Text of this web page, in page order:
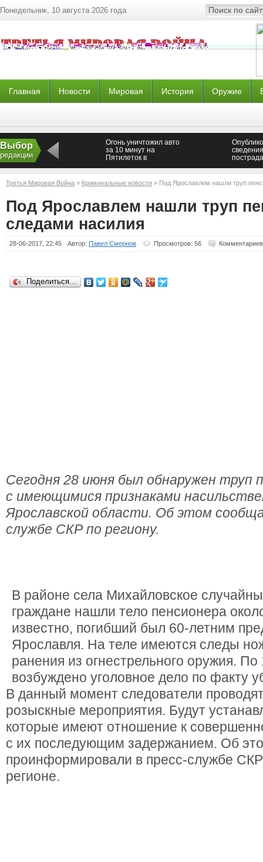
Понедельник, 10 августа 2026 года
Главная Новости Мировая История Оружие
Выбор
редакции
Огонь уничтожил авто
за 10 минут на
Пятилеток в
Третья Мировая Война » Криминальные новости » Под Ярославлем нашли труп
Под Ярославлем нашли труп
следами насилия
28-06-2017, 22:45 Автор: Павел Смернов Просмотров: 56
Поделиться…
Сегодня 28 июня был обнаружен труп
с имеющимися признаками
Ярославской области. Об этом
службе СКР по региону.
В районе села Михайловское
граждане нашли тело пенсионера
известно, погибший был 60-летним
Ярославля. На теле имеются следы
ранения из огнестрельного оружия.
возбуждено уголовное дело по факту
В данный момент следователи
розыскные мероприятия. Будут
которые имеют отношение к
с их последующим задержанием. Об
проинформировали в пресс-службе
регионе.